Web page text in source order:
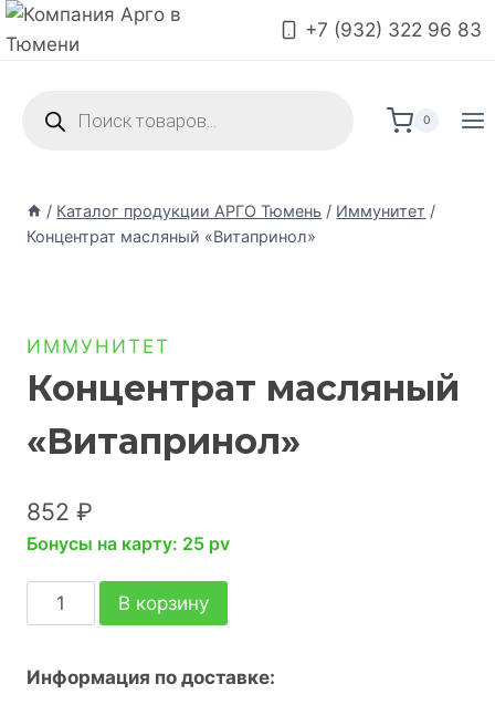
+7 (932) 322 96 83
0
/ Каталог продукции АРГО Тюмень / Иммунитет /
Концентрат масляный «Витапринол»
ИММУНИТЕТ
Концентрат масляный
«Витапринол»
852 ₽
Бонусы на карту: 25 pv
В корзину
Информация по доставке: